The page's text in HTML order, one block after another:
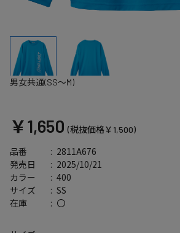
男女共通(SS～M)
￥1,650 (税抜価格￥1,500)
品番 2811A676
発売日 2025/10/21
サイズ SS
カラー 400
在庫 〇